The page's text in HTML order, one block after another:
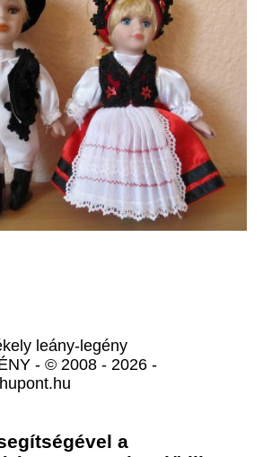
leány-legény
- © 2008 - 2026 -
a